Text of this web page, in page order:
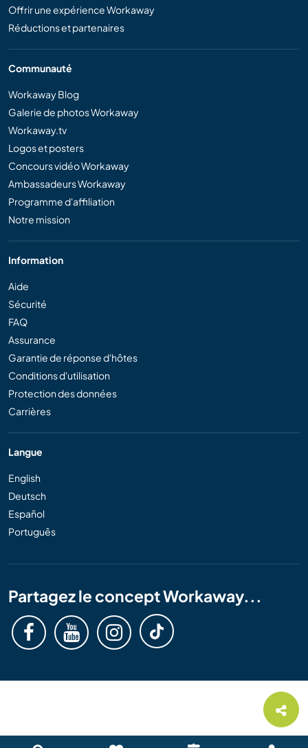
Offrir une expérience Workaway
Réductions et partenaires
Communauté
Workaway Blog
Galerie de photos Workaway
Workaway.tv
Logos et posters
Concours vidéo Workaway
Ambassadeurs Workaway
Programme d'affiliation
Notre mission
Information
Aide
Sécurité
FAQ
Assurance
Garantie de réponse d'hôtes
Conditions d'utilisation
Protection des données
Carrières
Langue
English
Deutsch
Español
Português
Partagez le concept Workaway...